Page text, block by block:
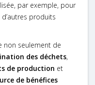
par exemple, pour
produits
non seulement de
des déchets,
de production et
de bénéfices